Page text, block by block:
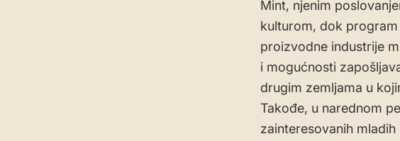
Mint, njenim
kulturom, dok
proizvodne industrije
i mogućnosti
drugim zemljama u
Takođe, u narednom
zainteresovanih